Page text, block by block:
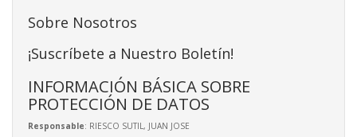
Sobre Nosotros
¡Suscríbete a Nuestro Boletín!
INFORMACIÓN BÁSICA SOBRE
PROTECCIÓN DE DATOS
Responsable: RIESCO SUTIL, JUAN JOSE